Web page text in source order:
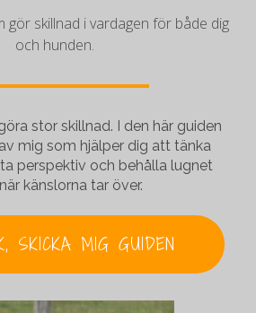
gör skillnad i vardagen för både dig
och hunden.
stor skillnad. I den här guiden
mig som hjälper dig att tänka
perspektiv och behålla lugnet
känslorna tar över.
SKICKA MIG GUIDEN